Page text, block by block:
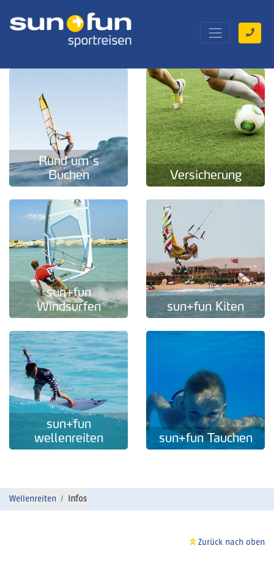
Rund um´s
Buchen
Versicherung
sun+fun
Windsurfen
sun+fun Kiten
sun+fun
wellenreiten
sun+fun Tauchen
Wellenreiten Infos
Zurück nach oben